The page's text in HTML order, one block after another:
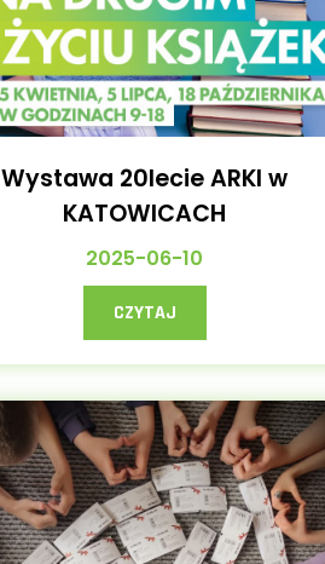
Wystawa 20lecie ARKI w
KATOWICACH
2025-06-10
CZYTAJ